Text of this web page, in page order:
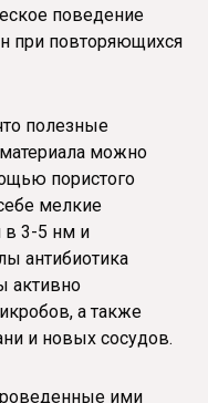
поведение
при повторяющихся
полезные
можно
пористого
мелкие
в 3-5 нм и
антибиотика
активно
а также
и новых сосудов.
ими